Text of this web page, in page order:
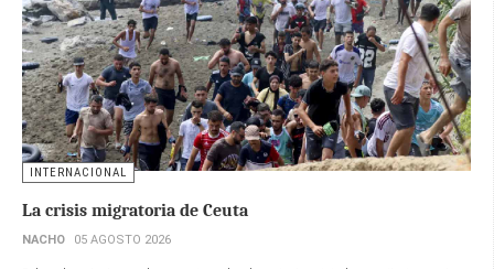
INTERNACIONAL
La crisis migratoria de Ceuta
NACHO 05 AGOSTO 2026